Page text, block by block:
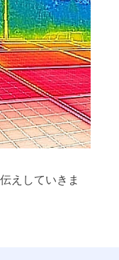
えしていきま